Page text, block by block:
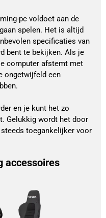
pc voldoet aan de
spelen. Het is altijd
specificaties van
bent te bekijken. Als je
computer afstemt met
ongetwijfeld een
en je kunt het zo
Gelukkig wordt het door
toegankelijker voor
accessoires